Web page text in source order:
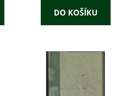
DO KOŠÍKU